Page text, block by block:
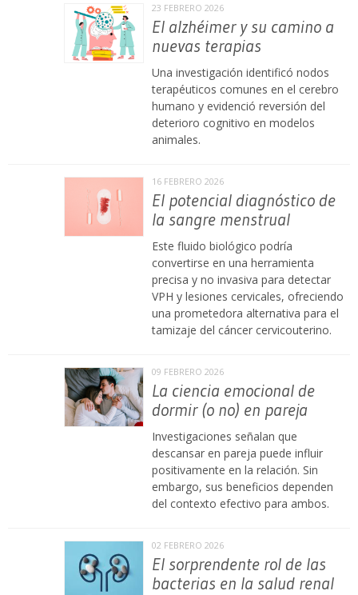
23 FEBRERO 2026
El alzhéimer y su camino a
nuevas terapias
Una investigación identificó nodos
terapéuticos comunes en el cerebro
humano y evidenció reversión del
deterioro cognitivo en modelos
animales.
16 FEBRERO 2026
El potencial diagnóstico de
la sangre menstrual
Este fluido biológico podría
convertirse en una herramienta
precisa y no invasiva para detectar
VPH y lesiones cervicales, ofreciendo
una prometedora alternativa para el
tamizaje del cáncer cervicouterino.
09 FEBRERO 2026
La ciencia emocional de
dormir (o no) en pareja
Investigaciones señalan que
descansar en pareja puede influir
positivamente en la relación. Sin
embargo, sus beneficios dependen
del contexto efectivo para ambos.
02 FEBRERO 2026
El sorprendente rol de las
bacterias en la salud renal